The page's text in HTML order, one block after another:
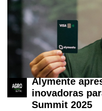
Alymente
inovadoras
Summit 2025